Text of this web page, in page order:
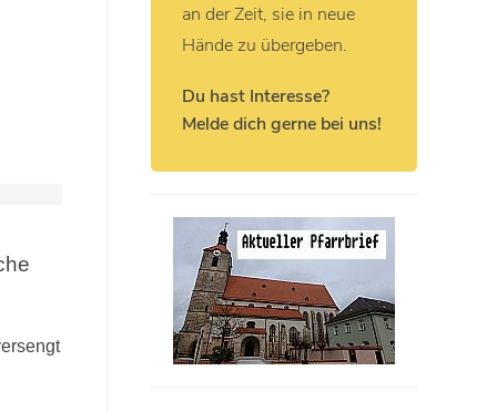
an der Zeit, sie in neue
Hände zu übergeben.
Du hast Interesse?
Melde dich gerne bei uns!